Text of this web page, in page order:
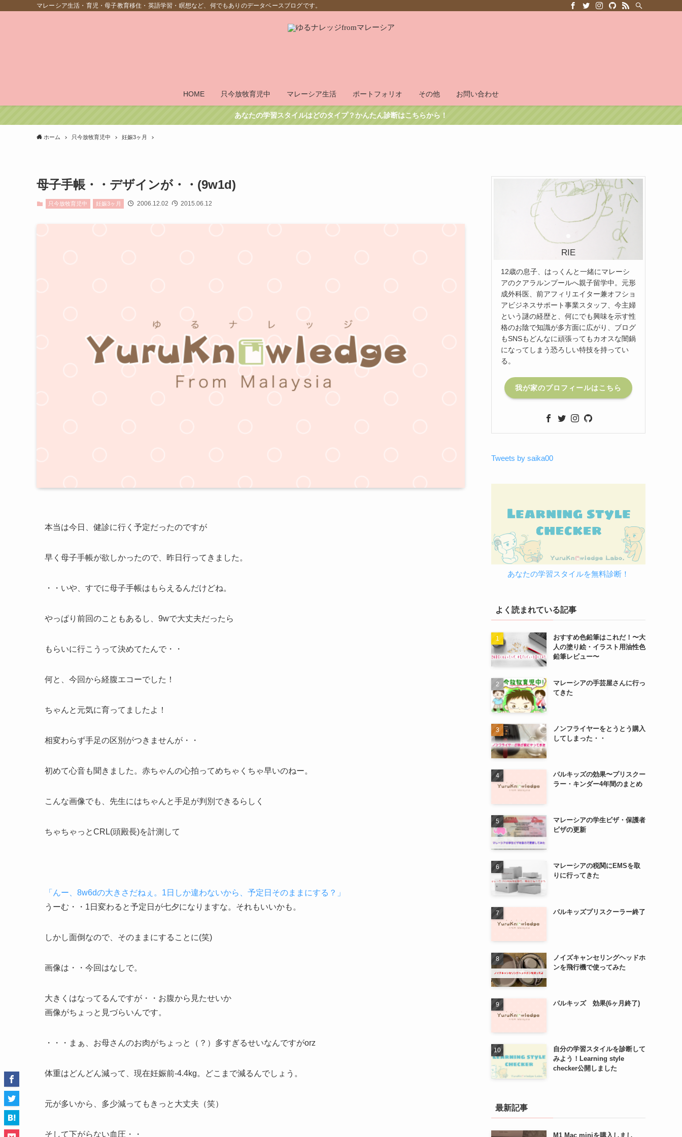
マレーシア生活・育児・母子教育移住・英語学習・瞑想など、何でもありのデータベースブログです。
HOME 只今放牧育児中 マレーシア生活 ポートフォリオ その他 お問い合わせ
あなたの学習スタイルはどのタイプ？かんたん診断はこちらから！
ホーム 只今放牧育児中 妊娠3ヶ月
母子手帳・・デザインが・・(9w1d)
只今放牧育児中 妊娠3ヶ月 2006.12.02 2015.06.12
本当は今日、健診に行く予定だったのですが
早く母子手帳が欲しかったので、昨日行ってきました。
・・いや、すでに母子手帳はもらえるんだけどね。
やっぱり前回のこともあるし、9wで大丈夫だったら
もらいに行こうって決めてたんで・・
何と、今回から経腹エコーでした！
ちゃんと元気に育ってましたよ！
相変わらず手足の区別がつきませんが・・
初めて心音も聞きました。赤ちゃんの心拍ってめちゃくちゃ早いのねー。
こんな画像でも、先生にはちゃんと手足が判別できるらしく
ちゃちゃっとCRL(頭殿長)を計測して
「んー、8w6dの大きさだねぇ。1日しか違わないから、予定日そのままにする？」
うーむ・・1日変わると予定日が七夕になりますな。それもいいかも。
しかし面倒なので、そのままにすることに(笑)
画像は・・今回はなしで。
大きくはなってるんですが・・お腹から見たせいか
画像がちょっと見づらいんです。
・・・まぁ、お母さんのお肉がちょっと（？）多すぎるせいなんですがorz
体重はどんどん減って、現在妊娠前-4.4kg。どこまで減るんでしょう。
元が多いから、多少減ってもきっと大丈夫（笑）
そして下がらない血圧・・
RIE
12歳の息子、はっくんと一緒にマレーシ
アのクアラルンプールへ親子留学中。元形
成外科医、前アフィリエイター兼オフショ
アビジネスサポート事業スタッフ、今主婦
という謎の経歴と、何にでも興味を示す性
格のお陰で知識が多方面に広がり、ブログ
もSNSもどんなに頑張ってもカオスな闇鍋
になってしまう恐ろしい特技を持ってい
る。
我が家のプロフィールはこちら
Tweets by saika00
あなたの学習スタイルを無料診断！
よく読まれている記事
おすすめ色鉛筆はこれだ！〜大
人の塗り絵・イラスト用油性色
鉛筆レビュー〜
マレーシアの手芸屋さんに行っ
てきた
ノンフライヤーをとうとう購入
してしまった・・
パルキッズの効果〜プリスクー
ラー・キンダー4年間のまとめ
マレーシアの学生ビザ・保護者
ビザの更新
マレーシアの税関にEMSを取
りに行ってきた
パルキッズプリスクーラー終了
ノイズキャンセリングヘッドホ
ンを飛行機で使ってみた
パルキッズ 効果(6ヶ月終了)
自分の学習スタイルを診断して
みよう！Learning style
checker公開しました
最新記事
M1 Mac miniを購入しまし